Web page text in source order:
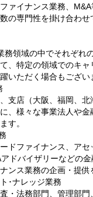
ァイナンス業務、
の専門性を掛け合わせ
務領域の中でそれぞれ
、特定の領域でのキ
いただく場合もござい
支店（大阪、福岡、
、様々な事業法人や
す。
ドファイナンス、ア
ドバイザリーなどの
ンス業務の企画・提供
･ナレッジ業務
・法務部門、管理部